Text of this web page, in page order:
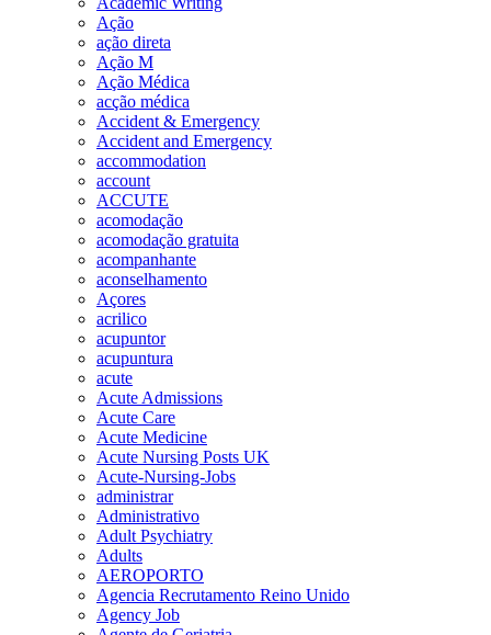
Ação
ação direta
Ação M
Ação Médica
acção médica
Accident & Emergency
Accident and Emergency
accommodation
account
ACCUTE
acomodação
acomodação gratuita
acompanhante
aconselhamento
Açores
acrilico
acupuntor
acupuntura
acute
Acute Admissions
Acute Care
Acute Medicine
Acute Nursing Posts UK
Acute-Nursing-Jobs
administrar
Administrativo
Adult Psychiatry
Adults
AEROPORTO
Agencia Recrutamento Reino Unido
Agency Job